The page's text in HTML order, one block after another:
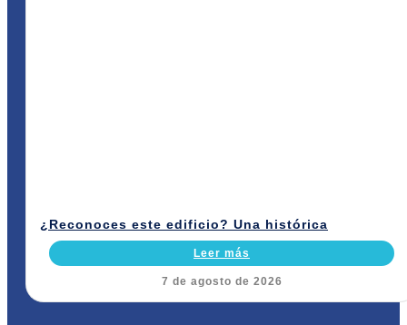
¿Reconoces este edificio? Una histórica
Leer más
7 de agosto de 2026